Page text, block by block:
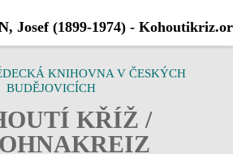
KNIHOVNA V ČESKÝCH
BUDĚJOVICÍCH
KŘÍŽ /
Josef (1899-1974) -